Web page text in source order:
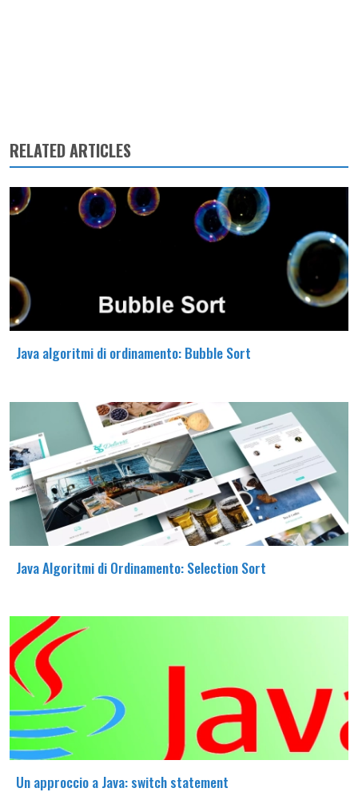
RELATED ARTICLES
Java algoritmi di ordinamento: Bubble Sort
Java Algoritmi di Ordinamento: Selection Sort
Un approccio a Java: switch statement